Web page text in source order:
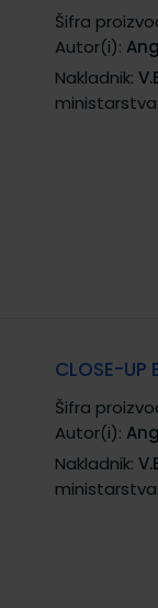
Šifra
Autor(i):
Nakladnik:
ministarstva:
CLOSE-
Šifra
Autor(i):
Nakladnik:
ministarstva: